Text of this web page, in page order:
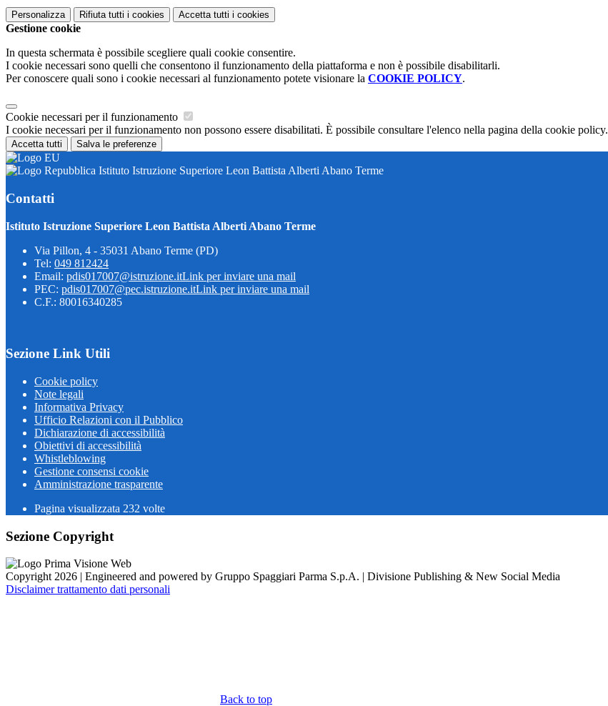
Personalizza Rifiuta tutti i cookies Accetta tutti i cookies
Gestione cookie
In questa schermata è possibile scegliere quali cookie consentire.
I cookie necessari sono quelli che consentono il funzionamento della piattaforma e non è possibile disabilitarli.
Per conoscere quali sono i cookie necessari al funzionamento potete visionare la COOKIE POLICY.
Cookie necessari per il funzionamento
I cookie necessari per il funzionamento non possono essere disabilitati. È possibile consultare l'elenco nella pagina della cookie policy.
Accetta tutti Salva le preferenze
Istituto Istruzione Superiore Leon Battista Alberti Abano Terme
Contatti
Istituto Istruzione Superiore Leon Battista Alberti Abano Terme
Via Pillon, 4 - 35031 Abano Terme (PD)
Tel: 049 812424
Email: pdis017007@istruzione.itLink per inviare una mail
PEC: pdis017007@pec.istruzione.itLink per inviare una mail
C.F.: 80016340285
Sezione Link Utili
Cookie policy
Note legali
Informativa Privacy
Ufficio Relazioni con il Pubblico
Dichiarazione di accessibilità
Obiettivi di accessibilità
Whistleblowing
Gestione consensi cookie
Amministrazione trasparente
Pagina visualizzata 232 volte
Sezione Copyright
Copyright 2026 | Engineered and powered by Gruppo Spaggiari Parma S.p.A. | Divisione Publishing & New Social Media
Disclaimer trattamento dati personali
Back to top